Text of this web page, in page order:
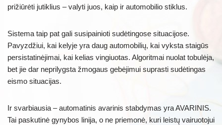
prižiūrėti jutiklius – valyti juos, kaip ir automobilio stiklus.
Sistema taip pat gali susipainioti sudėtingose situacijose.
Pavyzdžiui, kai kelyje yra daug automobilių, kai vyksta staigūs
persistatinėjimai, kai kelias vingiuotas. Algoritmai nuolat tobulėja,
bet jie dar neprilygsta žmogaus gebėjimui suprasti sudėtingas
eismo situacijas.
Ir svarbiausia – automatinis avarinis stabdymas yra AVARINIS.
Tai paskutinė gynybos linija, o ne priemonė, kuri leistų vairuotojui